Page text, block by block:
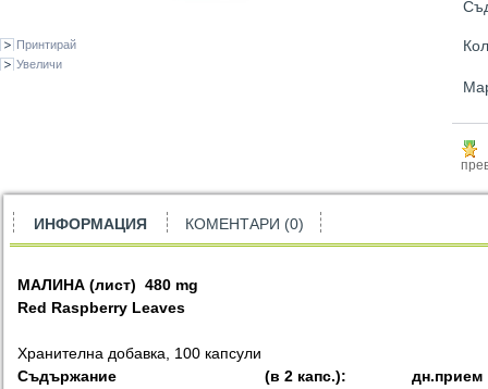
Принтирай
Увеличи
ИНФОРМАЦИЯ КОМЕНТАРИ (0)
МАЛИНА (лист) 480 mg
Red Raspberry Leaves
Хранителна добавка, 100 капсули
Съдържание (в 2 капс.):
дн.прием